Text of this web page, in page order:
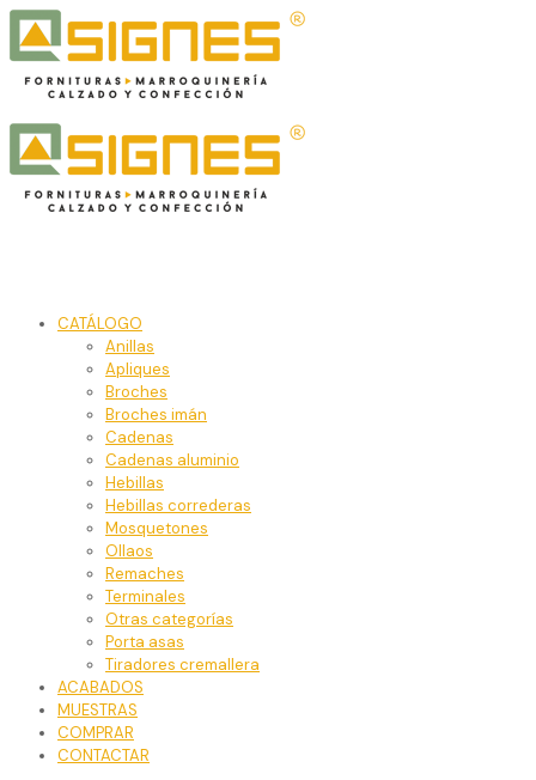
CATÁLOGO
Anillas
Apliques
Broches
Broches imán
Cadenas
Cadenas aluminio
Hebillas
Hebillas correderas
Mosquetones
Ollaos
Remaches
Terminales
Otras categorías
Porta asas
Tiradores cremallera
ACABADOS
MUESTRAS
COMPRAR
CONTACTAR